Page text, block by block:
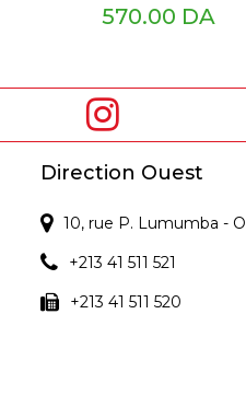
570.00 DA
Direction Ouest
10, rue P. Lumumba -
+213 41 511 521
+213 41 511 520